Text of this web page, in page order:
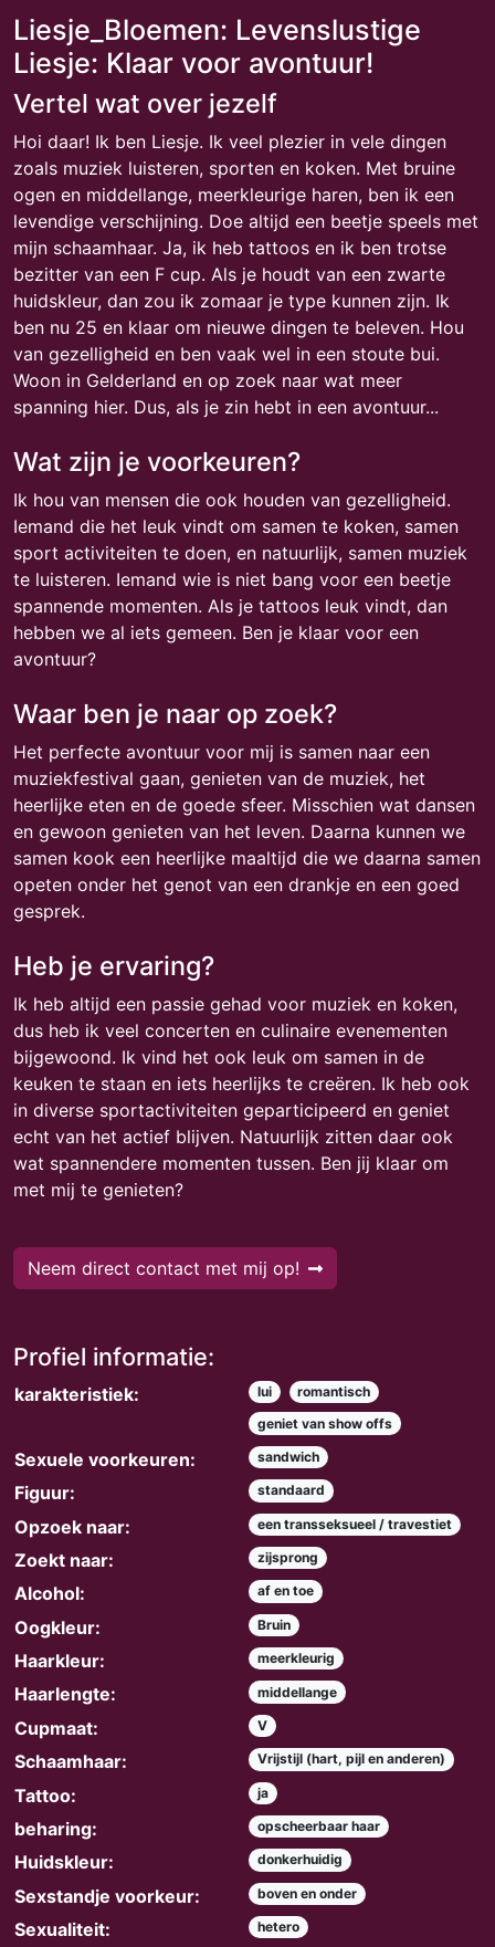
Liesje_Bloemen: Levenslustige
Liesje: Klaar voor avontuur!
Vertel wat over jezelf
Hoi daar! Ik ben Liesje. Ik veel plezier in vele dingen
zoals muziek luisteren, sporten en koken. Met bruine
ogen en middellange, meerkleurige haren, ben ik een
levendige verschijning. Doe altijd een beetje speels met
mijn schaamhaar. Ja, ik heb tattoos en ik ben trotse
bezitter van een F cup. Als je houdt van een zwarte
huidskleur, dan zou ik zomaar je type kunnen zijn. Ik
ben nu 25 en klaar om nieuwe dingen te beleven. Hou
van gezelligheid en ben vaak wel in een stoute bui.
Woon in Gelderland en op zoek naar wat meer
spanning hier. Dus, als je zin hebt in een avontuur...
Wat zijn je voorkeuren?
Ik hou van mensen die ook houden van gezelligheid.
Iemand die het leuk vindt om samen te koken, samen
sport activiteiten te doen, en natuurlijk, samen muziek
te luisteren. Iemand wie is niet bang voor een beetje
spannende momenten. Als je tattoos leuk vindt, dan
hebben we al iets gemeen. Ben je klaar voor een
avontuur?
Waar ben je naar op zoek?
Het perfecte avontuur voor mij is samen naar een
muziekfestival gaan, genieten van de muziek, het
heerlijke eten en de goede sfeer. Misschien wat dansen
en gewoon genieten van het leven. Daarna kunnen we
samen kook een heerlijke maaltijd die we daarna samen
opeten onder het genot van een drankje en een goed
gesprek.
Heb je ervaring?
Ik heb altijd een passie gehad voor muziek en koken,
dus heb ik veel concerten en culinaire evenementen
bijgewoond. Ik vind het ook leuk om samen in de
keuken te staan en iets heerlijks te creëren. Ik heb ook
in diverse sportactiviteiten geparticipeerd en geniet
echt van het actief blijven. Natuurlijk zitten daar ook
wat spannendere momenten tussen. Ben jij klaar om
met mij te genieten?
Neem direct contact met mij op!
Profiel informatie:
karakteristiek: lui
romantisch
geniet van show offs
Sexuele voorkeuren: sandwich
Figuur: standaard
Opzoek naar: een transseksueel / travestiet
Zoekt naar: zijsprong
Alcohol: af en toe
Oogkleur: Bruin
Haarkleur: meerkleurig
Haarlengte: middellange
Cupmaat: V
Schaamhaar: Vrijstijl (hart, pijl en anderen)
Tattoo: ja
beharing: opscheerbaar haar
Huidskleur: donkerhuidig
Sexstandje voorkeur: boven en onder
Sexualiteit: hetero